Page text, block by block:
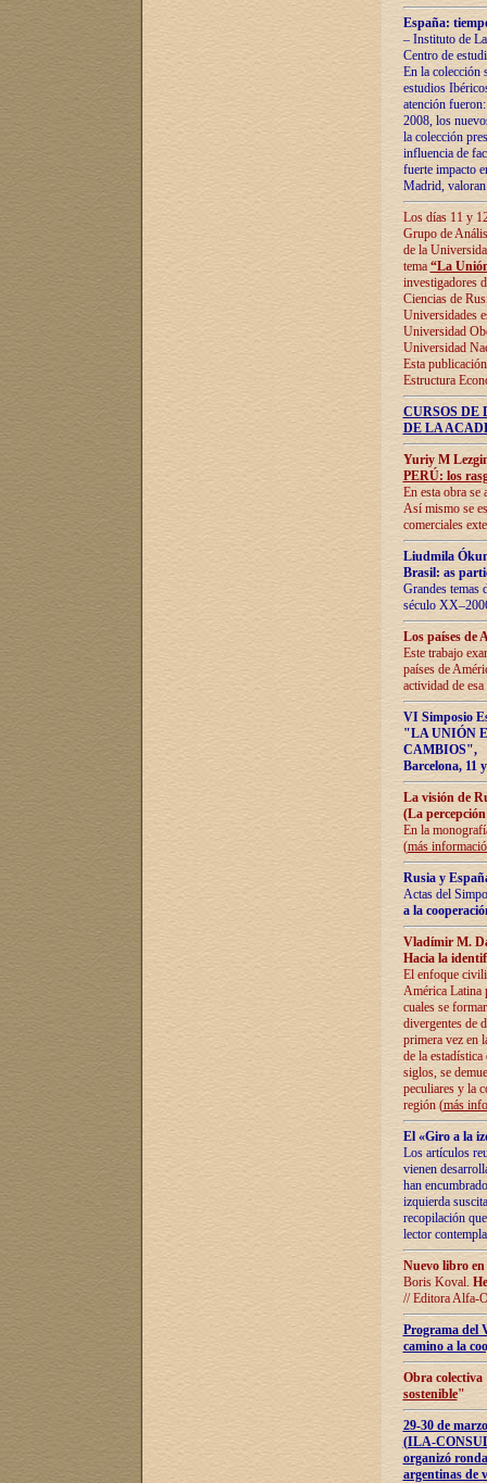
España:
– Instituto de
Centro de
En la colección
estudios
atención
2008, los
la colección
influencia de
fuerte impacto
Madrid,
Los días 11 y
Grupo de
de la
tema “La
investigadores
Ciencias de
Universidades
Universidad
Universidad
Esta
Estructura
CURSOS
DE LA
Yuriy M
PERÚ: los
En esta obra se
Así mismo se
comerciales
Liudmila
Brasil: as
Grandes temas
século
Los países de
Este trabajo
países de
actividad de
VI Simposio
"LA UNIÓN
CAMBIOS",
Barcelona, 11
La visión de
(La
En la
(más
Rusia y
Actas del
a la
Vladímir M.
Hacia la
El enfoque
América Latina
cuales se
divergentes de
primera vez en
de la
siglos, se
peculiares y la
región (más
El «Giro a la
Los artículos
vienen
han
izquierda
recopilación
lector
Nuevo libro
Boris Koval.
// Editora Alfa-
Programa del
camino a la
Obra
sostenible"
29-30 de
(ILA-
organizó
argentinas de